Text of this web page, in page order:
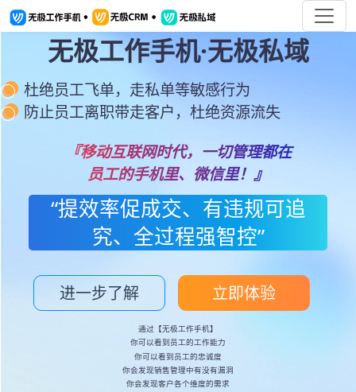
无极工作手机·无极私域
杜绝员工飞单，走私单等敏感行为
防止员工离职带走客户，杜绝资源流失
『移动互联网时代，一切管理都在
员工的手机里、微信里！』
“提效率促成交、有违规可追
究、全过程强智控”
进一步了解 立即体验
通过【无极工作手机】
你可以看到员工的工作能力
你可以看到员工的忠诚度
你会发现销售管理中有没有漏洞
你会发现客户各个维度的需求